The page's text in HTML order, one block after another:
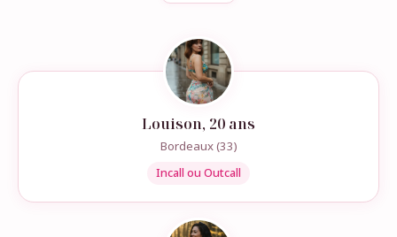
Louison, 20 ans
Bordeaux (33)
Incall ou Outcall